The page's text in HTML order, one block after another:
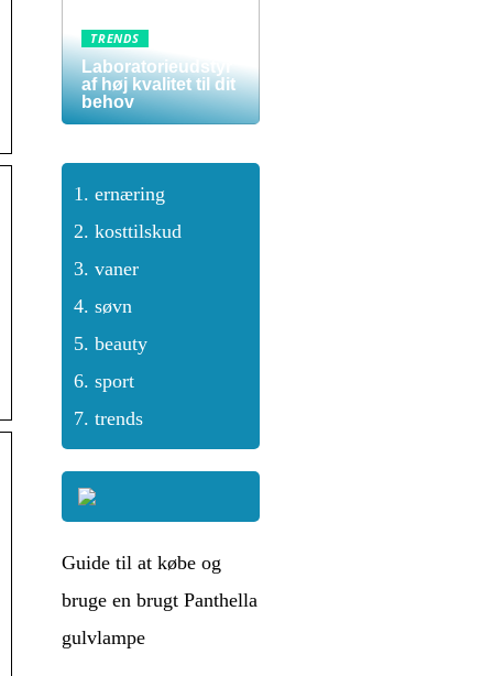
TRENDS
Laboratorieudstyr
af høj kvalitet til dit
behov
ernæring
kosttilskud
vaner
søvn
beauty
sport
trends
Guide til at købe og
bruge en brugt Panthella
gulvlampe